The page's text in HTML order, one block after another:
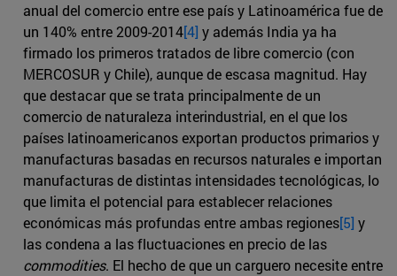
anual del comercio entre ese país y Latinoamérica fue de
un 140% entre 2009-2014[4] y además India ya ha
firmado los primeros tratados de libre comercio (con
MERCOSUR y Chile), aunque de escasa magnitud. Hay
que destacar que se trata principalmente de un
comercio de naturaleza interindustrial, en el que los
países latinoamericanos exportan productos primarios y
manufacturas basadas en recursos naturales e importan
manufacturas de distintas intensidades tecnológicas, lo
que limita el potencial para establecer relaciones
económicas más profundas entre ambas regiones[5] y
las condena a las fluctuaciones en precio de las
commodities. El hecho de que un carguero necesite entre